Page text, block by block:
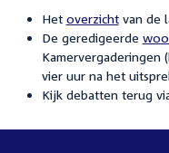
Het overzichtvan de
De geredigeerde
Kamervergaderingen
vier uur na het
Kijk debatten terug